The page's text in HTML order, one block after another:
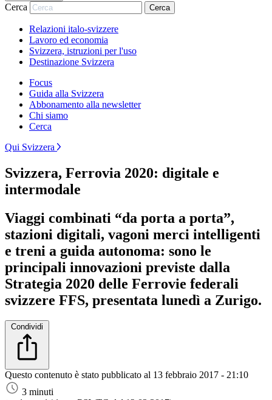
Cerca Cerca
Relazioni italo-svizzere
Lavoro ed economia
Svizzera, istruzioni per l'uso
Destinazione Svizzera
Focus
Guida alla Svizzera
Abbonamento alla newsletter
Chi siamo
Cerca
Qui Svizzera
Svizzera, Ferrovia 2020: digitale e
intermodale
Viaggi combinati “da porta a porta”,
stazioni digitali, vagoni merci intelligenti
e treni a guida autonoma: sono le
principali innovazioni previste dalla
Strategia 2020 delle Ferrovie federali
svizzere FFS, presentata lunedì a Zurigo.
Condividi
Questo contenuto è stato pubblicato al 13 febbraio 2017 - 21:10
3 minuti